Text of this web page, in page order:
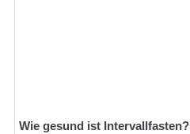
Wie gesund ist Intervallfasten?